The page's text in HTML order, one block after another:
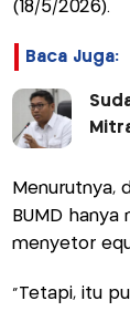
(18/5/2026).
Baca Juga:
Menurutnya,
BUMD
menyetor
”Tetapi, itu